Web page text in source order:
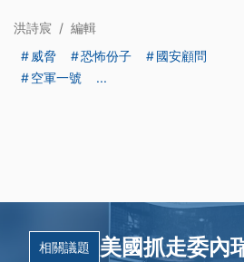
洪詩宸 / 編輯
威脅
恐怖份子
國安顧問
空軍一號
...
相關議題 美國抓走委內